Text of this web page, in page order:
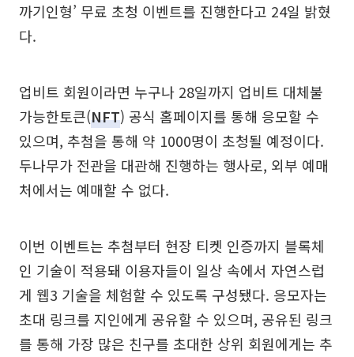
까기인형’ 무료 초청 이벤트를 진행한다고 24일 밝혔
다.
업비트 회원이라면 누구나 28일까지 업비트 대체불
가능한토큰(NFT) 공식 홈페이지를 통해 응모할 수
있으며, 추첨을 통해 약 1000명이 초청될 예정이다.
두나무가 전관을 대관해 진행하는 행사로, 외부 예매
처에서는 예매할 수 없다.
이번 이벤트는 추첨부터 현장 티켓 인증까지 블록체
인 기술이 적용돼 이용자들이 일상 속에서 자연스럽
게 웹3 기술을 체험할 수 있도록 구성됐다. 응모자는
초대 링크를 지인에게 공유할 수 있으며, 공유된 링크
를 통해 가장 많은 친구를 초대한 상위 회원에게는 추